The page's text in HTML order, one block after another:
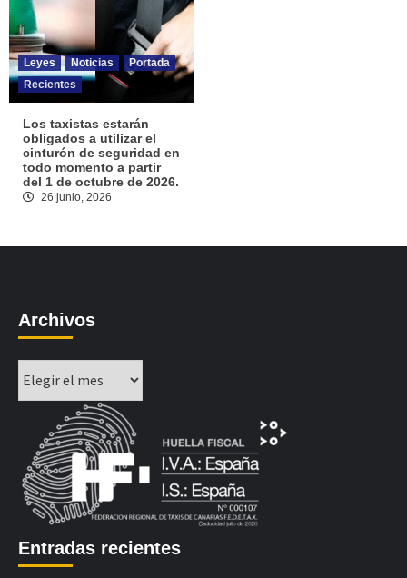
Leyes Noticias
Portada
Recientes
Los taxistas estarán
obligados a utilizar el
cinturón de seguridad en
todo momento a partir
del 1 de octubre de 2026.
26 junio, 2026
Archivos
Entradas recientes